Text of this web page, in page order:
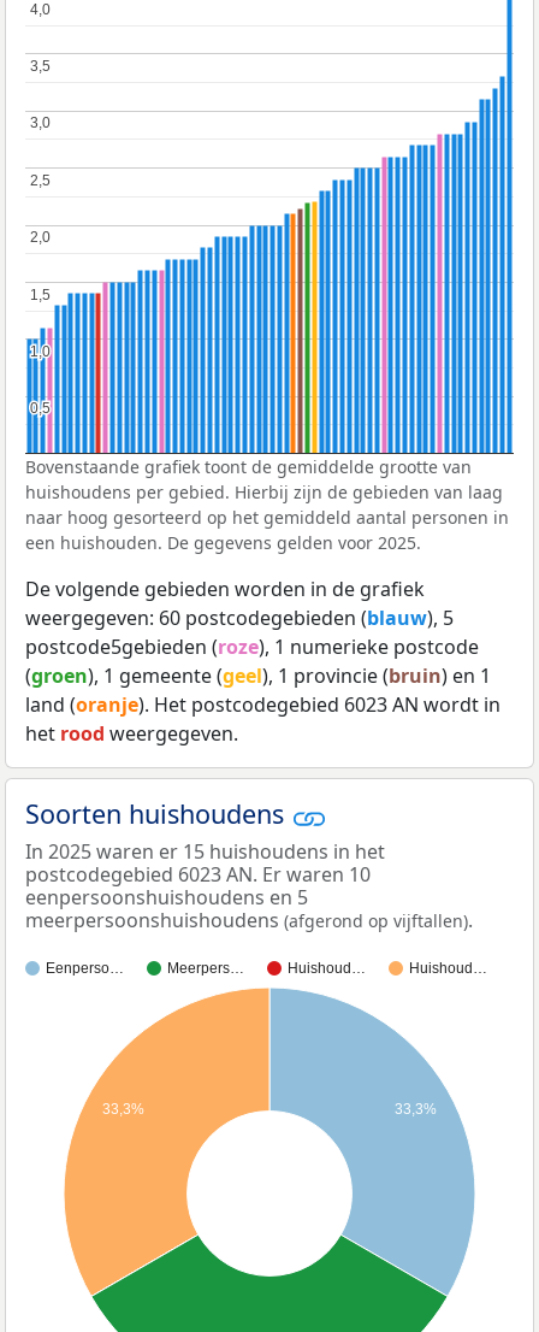
0,5
0,5
1,0
1,0
1,5
1,5
2,0
2,0
2,5
2,5
3,0
3,0
3,5
3,5
4,0
4,0
Bovenstaande grafiek toont de gemiddelde grootte van
huishoudens per gebied. Hierbij zijn de gebieden van laag
naar hoog gesorteerd op het gemiddeld aantal personen in
een huishouden. De gegevens gelden voor 2025.
De volgende gebieden worden in de grafiek
weergegeven: 60 postcodegebieden (blauw), 5
postcode5gebieden (roze), 1 numerieke postcode
(groen), 1 gemeente (geel), 1 provincie (bruin) en 1
land (oranje). Het postcodegebied 6023 AN wordt in
het rood weergegeven.
Soorten huishoudens
In 2025 waren er 15 huishoudens in het
postcodegebied 6023 AN. Er waren 10
eenpersoonshuishoudens en 5
meerpersoonshuishoudens (afgerond op vijftallen).
Eenperso… Meerpers… Huishoud… Huishoud…
33,3%
33,3%